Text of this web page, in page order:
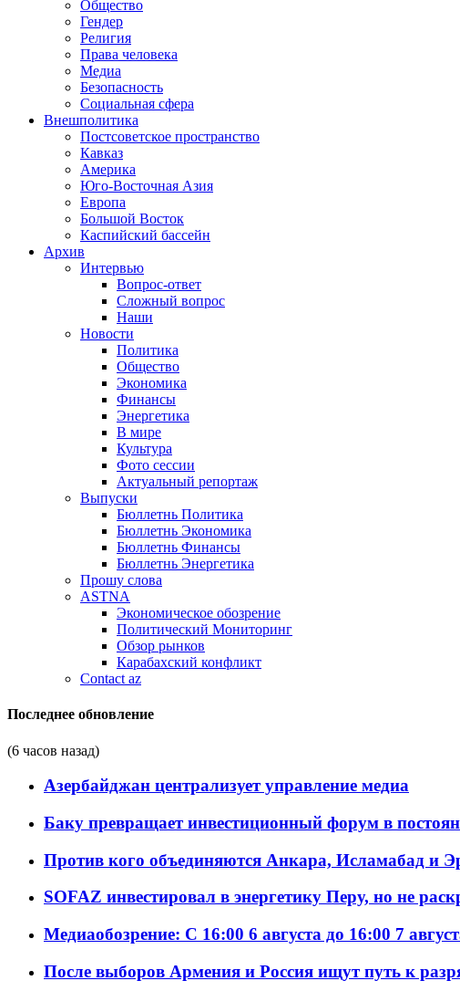
Общество
Гендер
Религия
Права человека
Медиа
Безопасность
Социальная сфера
Внешполитика
Постсоветское пространство
Кавказ
Америка
Юго-Восточная Азия
Европа
Большой Восток
Каспийский бассейн
Архив
Интервью
Вопрос-ответ
Сложный вопрос
Наши
Новости
Политика
Общество
Экономика
Финансы
Энергетика
В мире
Культура
Фото сессии
Актуальный репортаж
Выпуски
Бюллетнь Политика
Бюллетнь Экономика
Бюллетнь Финансы
Бюллетнь Энергетика
Прошу слова
ASTNA
Экономическое обозрение
Политический Мониторинг
Обзор рынков
Карабахский конфликт
Contact az
Последнее обновление
(6 часов назад)
Азербайджан централизует управление медиа
Баку превращает инвестиционный форум в
Против кого объединяются Анкара, Исламабад и
SOFAZ инвестировал в энергетику Перу, но не
Медиаобозрение: С 16:00 6 августа до 16:00 7
После выборов Армения и Россия ищут путь к